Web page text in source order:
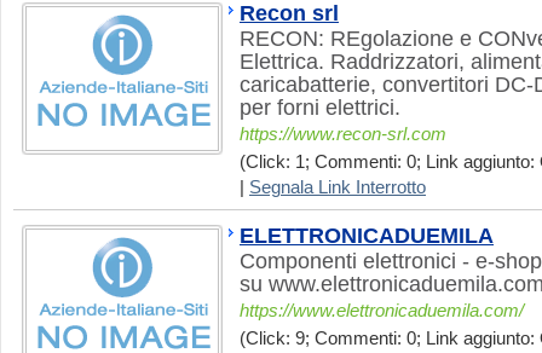
Recon srl
RECON: REgolazione e
Elettrica. Raddrizzatori,
caricabatterie, convertitori
per forni elettrici.
https://www.recon-srl.com
(Click: 1; Commenti: 0; Link aggiunto:
Segnala Link Interrotto
ELETTRONICADUEMILA
Componenti elettronici - e-
su
https://www.elettronicaduemila.com/
(Click: 9; Commenti: 0; Link aggiunto: